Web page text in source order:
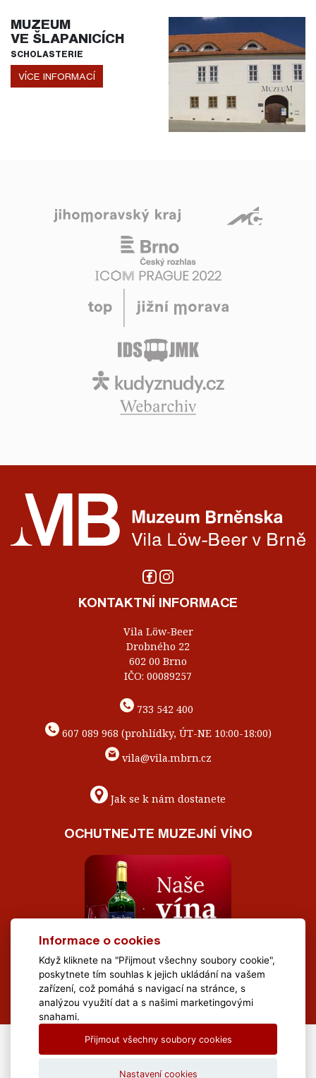
MUZEUM
VE ŠLAPANICÍCH
SCHOLASTERIE
VÍCE INFORMACÍ
KONTAKTNÍ INFORMACE
Vila Löw-Beer
Drobného 22
602 00 Brno
IČO: 00089257
733 542 400
607 089 968 (prohlídky, ÚT-NE 10:00-18:00)
vila@vila.mbrn.cz
Jak se k nám dostanete
OCHUTNEJTE MUZEJNÍ VÍNO
All Rights Reserved Muzeum Brněnska © 2020, Webdesign by
Informace o cookies
Když kliknete na "Přijmout všechny soubory cookie",
poskytnete tím souhlas k jejich ukládání na vašem
zařízení, což pomáhá s navigací na stránce, s
analýzou využití dat a s našimi marketingovými
snahami.
Přijmout všechny soubory cookies
Nastavení cookies